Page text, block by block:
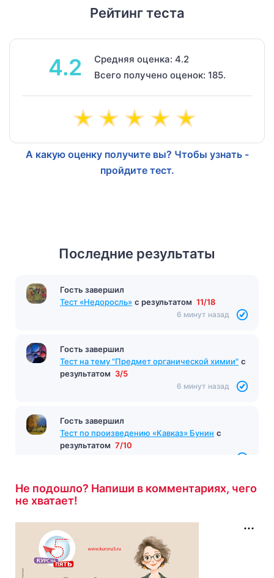
Рейтинг теста
4.2
Средняя оценка: 4.2
Всего получено оценок: 185.
А какую оценку получите вы? Чтобы узнать -
пройдите тест.
Последние результаты
Гость завершил
Тест «Недоросль» с результатом 11/18
6 минут назад
Гость завершил
Тест на тему "Предмет органической химии" с
результатом 3/5
6 минут назад
Гость завершил
Тест по произведению «Кавказ» Бунин с
результатом 7/10
Не подошло? Напиши в комментариях, чего
не хватает!